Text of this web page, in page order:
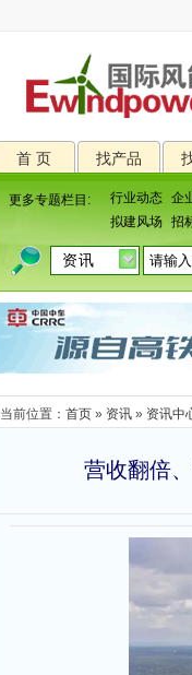
首 页 找产品
更多专题栏目: 行业动态 企
拟建风场
招
当前位置： 首页 » 资讯 » 资讯中
营收翻倍